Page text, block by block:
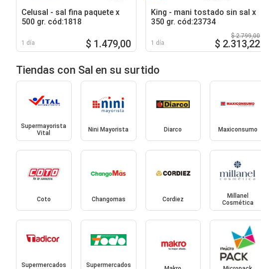
Celusal - sal fina paquete x
500 gr. cód:1818
1 día $ 1.479,00
King - mani tostado sin sal x
350 gr. cód:23734
1 día
$ 2.799,00
$ 2.313,22
Tiendas con Sal en su surtido
Supermayorista
Vital
Nini Mayorista Diarco Maxiconsumo
Coto Changomas Cordiez
Millanel
Cosmética
Supermercados
Supermercados